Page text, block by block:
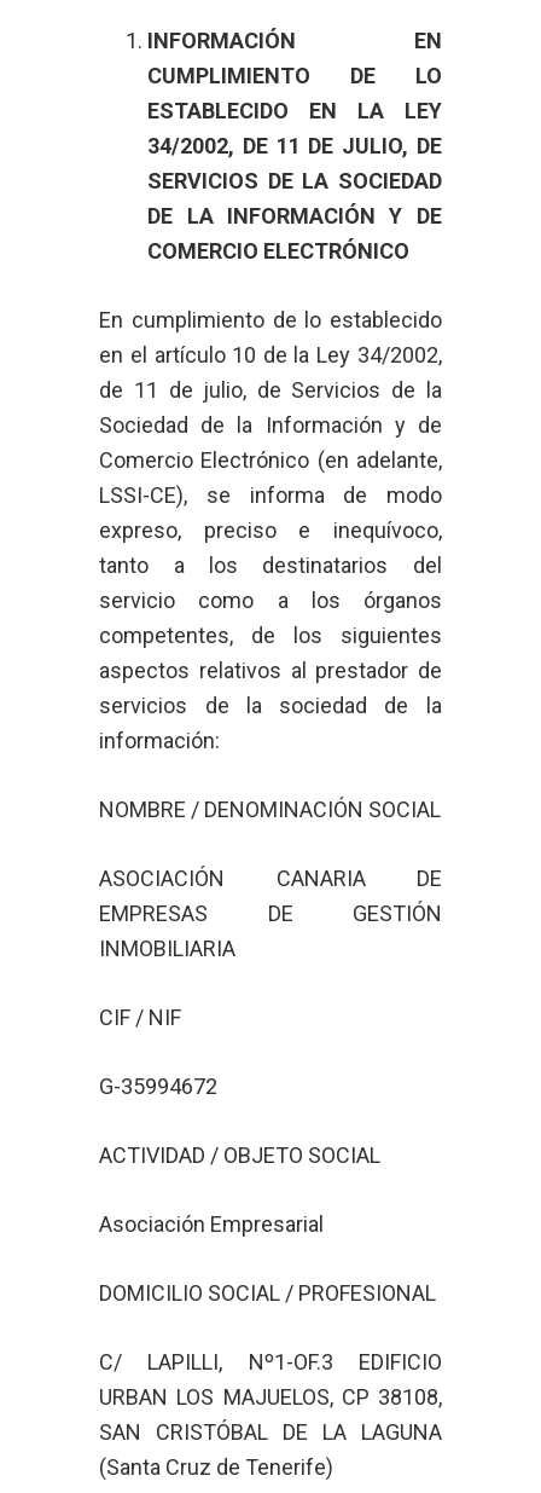
INFORMACIÓN EN
CUMPLIMIENTO DE LO
ESTABLECIDO EN LA LEY
34/2002, DE 11 DE JULIO, DE
SERVICIOS DE LA SOCIEDAD
DE LA INFORMACIÓN Y DE
COMERCIO ELECTRÓNICO
En cumplimiento de lo establecido
en el artículo 10 de la Ley 34/2002,
de 11 de julio, de Servicios de la
Sociedad de la Información y de
Comercio Electrónico (en adelante,
LSSI-CE), se informa de modo
expreso, preciso e inequívoco,
tanto a los destinatarios del
servicio como a los órganos
competentes, de los siguientes
aspectos relativos al prestador de
servicios de la sociedad de la
información:
NOMBRE / DENOMINACIÓN SOCIAL
ASOCIACIÓN CANARIA DE
EMPRESAS DE GESTIÓN
INMOBILIARIA
CIF / NIF
G-35994672
ACTIVIDAD / OBJETO SOCIAL
Asociación Empresarial
DOMICILIO SOCIAL / PROFESIONAL
C/ LAPILLI, Nº1-OF.3 EDIFICIO
URBAN LOS MAJUELOS, CP 38108,
SAN CRISTÓBAL DE LA LAGUNA
(Santa Cruz de Tenerife)